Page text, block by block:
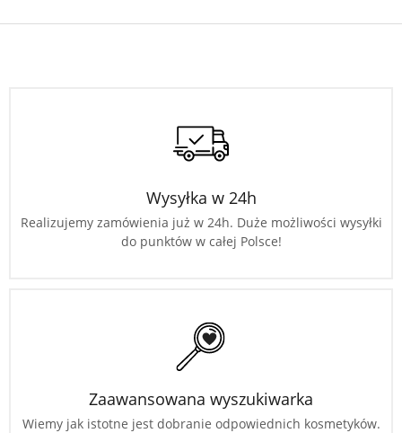
Wysyłka w 24h
Realizujemy zamówienia już w 24h. Duże możliwości wysyłki
do punktów w całej Polsce!
Zaawansowana wyszukiwarka
Wiemy jak istotne jest dobranie odpowiednich kosmetyków.